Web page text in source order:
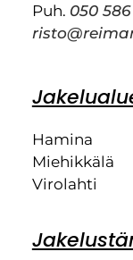
Puh. 050
Hamina
Miehikkälä
Virolahti